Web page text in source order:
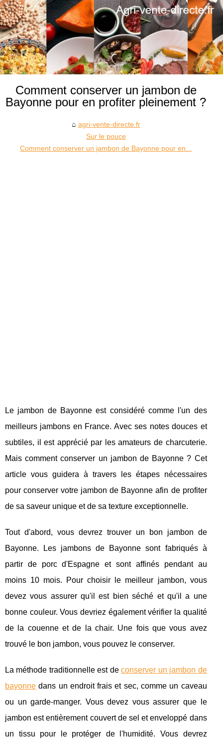
Comment conserver un jambon de
Bayonne pour en profiter pleinement ?
agri-vente-directe.fr
Sur le pouce
Comment conserver un jambon de Bayonne pour en...
Le jambon de Bayonne est considéré comme l'un des
meilleurs jambons en France. Avec ses notes douces et
subtiles, il est apprécié par les amateurs de charcuterie.
Mais comment conserver un jambon de Bayonne ? Cet
article vous guidera à travers les étapes nécessaires
pour conserver votre jambon de Bayonne afin de profiter
de sa saveur unique et de sa texture exceptionnelle.
Tout d'abord, vous devrez trouver un bon jambon de
Bayonne. Les jambons de Bayonne sont fabriqués à
partir de porc d'Espagne et sont affinés pendant au
moins 10 mois. Pour choisir le meilleur jambon, vous
devez vous assurer qu'il est bien séché et qu'il a une
bonne couleur. Vous devriez également vérifier la qualité
de la couenne et de la chair. Une fois que vous avez
trouvé le bon jambon, vous pouvez le conserver.
La méthode traditionnelle est deconserver un jambon de
bayonne dans un endroit frais et sec, comme un caveau
ou un garde-manger. Vous devez vous assurer que le
jambon est entièrement couvert de sel et enveloppé dans
un tissu pour le protéger de l'humidité. Vous devrez